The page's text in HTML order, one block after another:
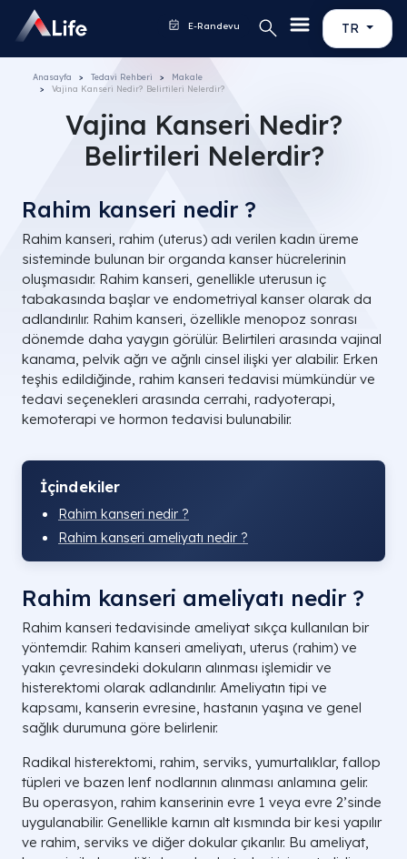
TR
E-Randevu
Anasayfa Tedavi Rehberi
Makale
Vajina Kanseri Nedir? Belirtileri Nelerdir?
Vajina Kanseri Nedir?
Belirtileri Nelerdir?
Rahim kanseri nedir ?
Rahim kanseri, rahim (uterus) adı verilen kadın üreme
sisteminde bulunan bir organda kanser hücrelerinin
oluşmasıdır. Rahim kanseri, genellikle uterusun iç
tabakasında başlar ve endometriyal kanser olarak da
adlandırılır. Rahim kanseri, özellikle menopoz sonrası
dönemde daha yaygın görülür. Belirtileri arasında vajinal
kanama, pelvik ağrı ve ağrılı cinsel ilişki yer alabilir. Erken
teşhis edildiğinde, rahim kanseri tedavisi mümkündür ve
tedavi seçenekleri arasında cerrahi, radyoterapi,
kemoterapi ve hormon tedavisi bulunabilir.
İçindekiler
Rahim kanseri nedir ?
Rahim kanseri ameliyatı nedir ?
Rahim kanseri ameliyatı nedir ?
Rahim kanseri tedavisinde ameliyat sıkça kullanılan bir
yöntemdir. Rahim kanseri ameliyatı, uterus (rahim) ve
yakın çevresindeki dokuların alınması işlemidir ve
histerektomi olarak adlandırılır. Ameliyatın tipi ve
kapsamı, kanserin evresine, hastanın yaşına ve genel
sağlık durumuna göre belirlenir.
Radikal histerektomi, rahim, serviks, yumurtalıklar, fallop
tüpleri ve bazen lenf nodlarının alınması anlamına gelir.
Bu operasyon, rahim kanserinin evre 1 veya evre 2’sinde
uygulanabilir. Genellikle karnın alt kısmında bir kesi yapılır
ve rahim, serviks ve diğer dokular çıkarılır. Bu ameliyat,